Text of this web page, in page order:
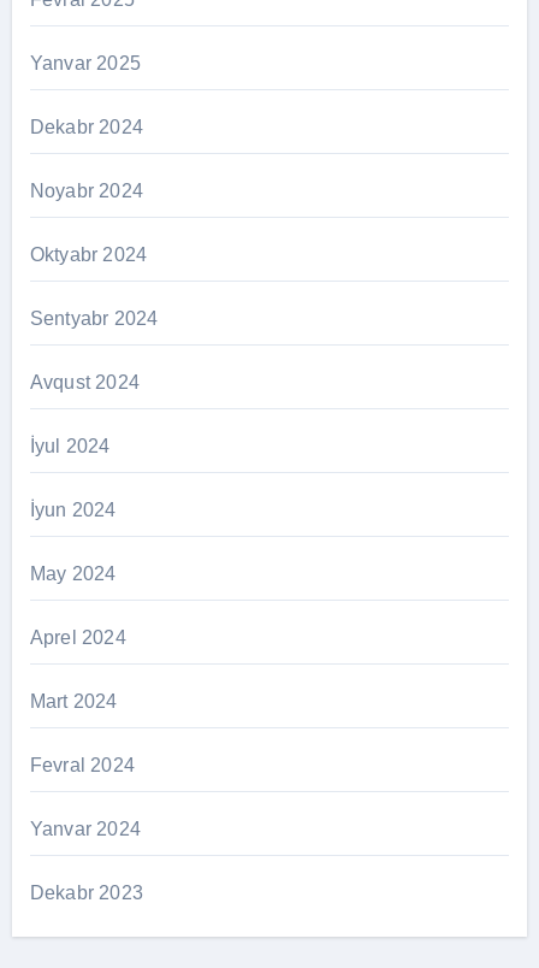
Yanvar 2025
Dekabr 2024
Noyabr 2024
Oktyabr 2024
Sentyabr 2024
Avqust 2024
İyul 2024
İyun 2024
May 2024
Aprel 2024
Mart 2024
Fevral 2024
Yanvar 2024
Dekabr 2023